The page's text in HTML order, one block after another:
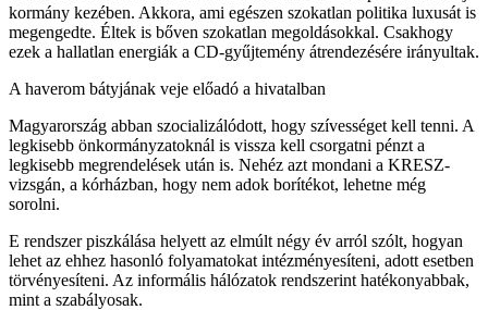
kormány kezében. Akkora, ami egészen szokatlan politika luxusát is
megengedte. Éltek is bőven szokatlan megoldásokkal. Csakhogy
ezek a hallatlan energiák a CD-gyűjtemény átrendezésére irányultak.
A haverom bátyjának veje előadó a hivatalban
Magyarország abban szocializálódott, hogy szívességet kell tenni. A
legkisebb önkormányzatoknál is vissza kell csorgatni pénzt a
legkisebb megrendelések után is. Nehéz azt mondani a KRESZ-
vizsgán, a kórházban, hogy nem adok borítékot, lehetne még
sorolni.
E rendszer piszkálása helyett az elmúlt négy év arról szólt, hogyan
lehet az ehhez hasonló folyamatokat intézményesíteni, adott esetben
törvényesíteni. Az informális hálózatok rendszerint hatékonyabbak,
mint a szabályosak.